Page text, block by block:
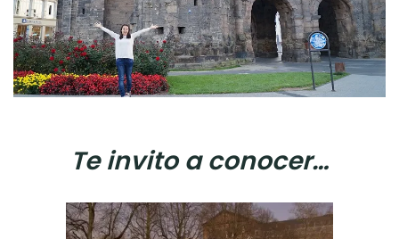
Te invito a conocer…